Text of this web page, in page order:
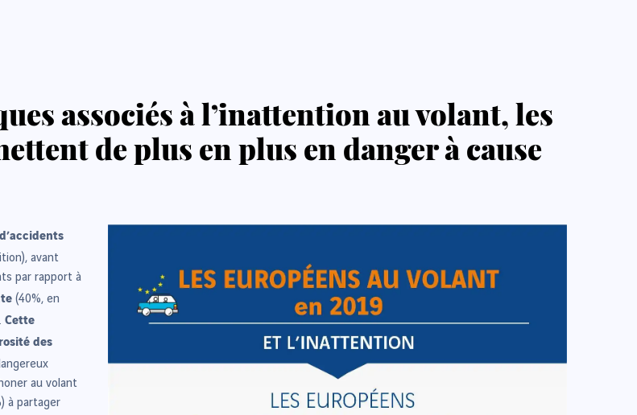
associés à l’inattention au volant, les
de plus en plus en danger à cause
avant
par rapport à
(40%, en
Cette
des
au volant
à partager